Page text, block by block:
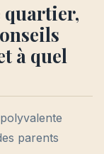
quartier,
à quel
parents